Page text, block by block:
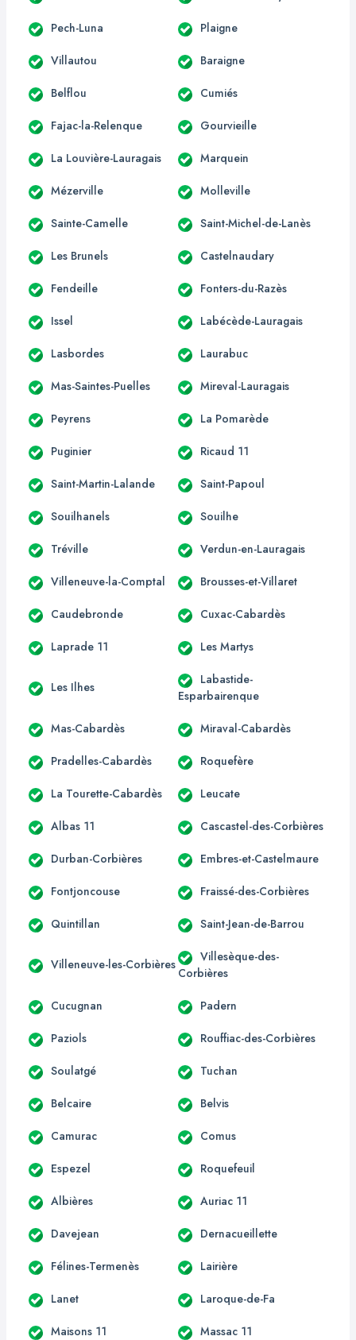
Pech-Luna Plaigne
Villautou Baraigne
Belflou Cumiés
Fajac-la-Relenque Gourvieille
La Louvière-Lauragais Marquein
Mézerville Molleville
Sainte-Camelle Saint-Michel-de-Lanès
Les Brunels Castelnaudary
Fendeille Fonters-du-Razès
Issel Labécède-Lauragais
Lasbordes Laurabuc
Mas-Saintes-Puelles Mireval-Lauragais
Peyrens La Pomarède
Puginier Ricaud 11
Saint-Martin-Lalande Saint-Papoul
Souilhanels Souilhe
Tréville Verdun-en-Lauragais
Villeneuve-la-Comptal Brousses-et-Villaret
Caudebronde Cuxac-Cabardès
Laprade 11 Les Martys
Les Ilhes
Labastide-
Esparbairenque
Mas-Cabardès Miraval-Cabardès
Pradelles-Cabardès Roquefère
La Tourette-Cabardès Leucate
Albas 11 Cascastel-des-Corbières
Durban-Corbières Embres-et-Castelmaure
Fontjoncouse Fraissé-des-Corbières
Quintillan Saint-Jean-de-Barrou
Villeneuve-les-Corbières
Villesèque-des-
Corbières
Cucugnan Padern
Paziols Rouffiac-des-Corbières
Soulatgé Tuchan
Belcaire Belvis
Camurac Comus
Espezel Roquefeuil
Albières Auriac 11
Davejean Dernacueillette
Félines-Termenès Lairière
Lanet Laroque-de-Fa
Maisons 11 Massac 11